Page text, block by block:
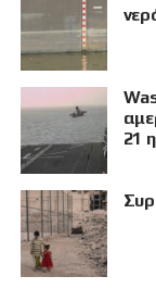
21